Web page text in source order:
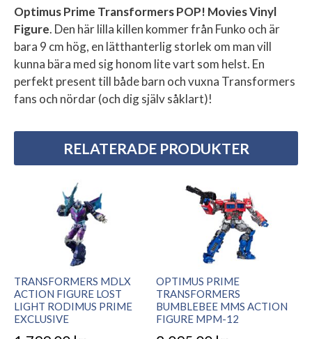
Optimus Prime Transformers POP! Movies Vinyl
Figure. Den här lilla killen kommer från Funko och är
bara 9 cm hög, en lätthanterlig storlek om man vill
kunna bära med sig honom lite vart som helst. En
perfekt present till både barn och vuxna Transformers
fans och nördar (och dig själv såklart)!
RELATERADE PRODUKTER
TRANSFORMERS MDLX
ACTION FIGURE LOST
LIGHT RODIMUS PRIME
EXCLUSIVE
OPTIMUS PRIME
TRANSFORMERS
BUMBLEBEE MMS ACTION
FIGURE MPM-12